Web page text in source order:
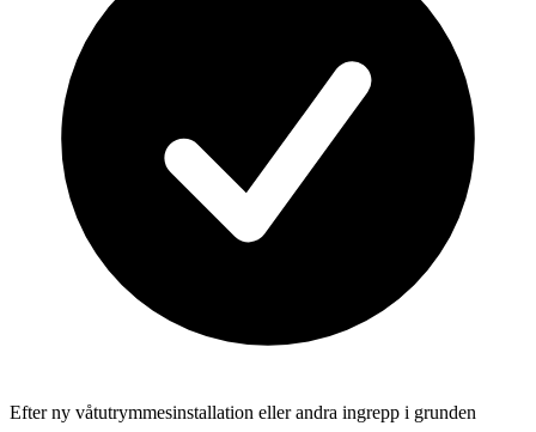
Efter ny våtutrymmesinstallation eller andra ingrepp i grunden